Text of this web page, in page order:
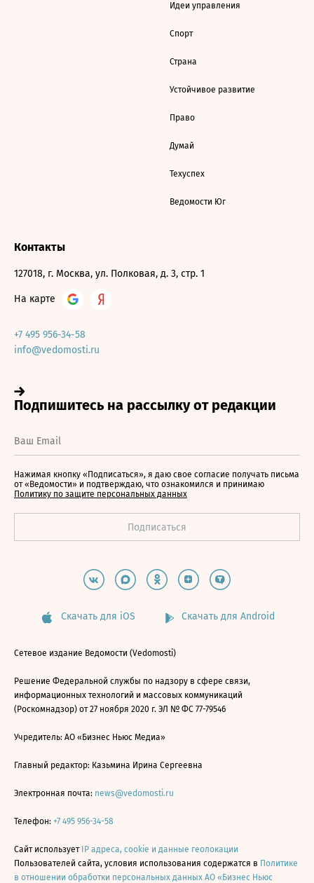
Идеи управления
Спорт
Страна
Устойчивое развитие
Право
Думай
Техуспех
Ведомости Юг
Контакты
127018, г. Москва, ул. Полковая, д. 3, стр. 1
На карте
+7 495 956-34-58
info@vedomosti.ru
Нажимая кнопку «Подписаться», я даю свое согласие получать письма
от «Ведомости» и подтверждаю, что ознакомился и принимаю
Политику по защите персональных данных
Скачать для iOS Скачать для Android
Сетевое издание Ведомости (Vedomosti)
Решение Федеральной службы по надзору в сфере связи,
информационных технологий и массовых коммуникаций
(Роскомнадзор) от 27 ноября 2020 г. ЭЛ № ФС 77-79546
Учредитель: АО «Бизнес Ньюс Медиа»
Главный редактор: Казьмина Ирина Сергеевна
Электронная почта: news@vedomosti.ru
Телефон: +7 495 956-34-58
Сайт использует IP адреса, cookie и данные геолокации
Пользователей сайта, условия использования содержатся в Политике
в отношении обработки персональных данных АО «Бизнес Ньюс